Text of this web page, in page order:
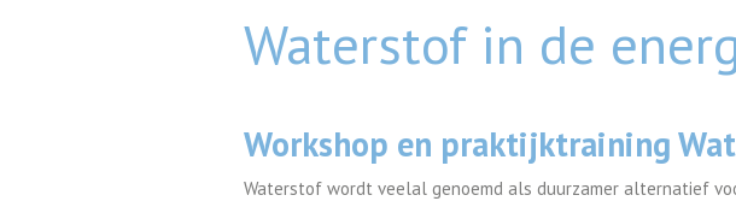
Waterstof in de
Workshop en praktijktraining
Waterstof wordt veelal genoemd als duurzamer alternatief